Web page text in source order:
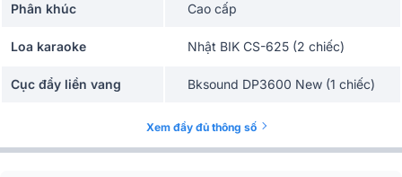
Phân khúc Cao cấp
Loa karaoke Nhật BIK CS-625 (2 chiếc)
Cục đẩy liền vang Bksound DP3600 New (1 chiếc)
Bksound SW512 (1 chiếc)
Xem đầy đủ thông số